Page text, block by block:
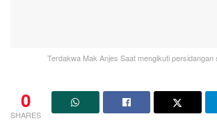
Terdakwa Mak Anjes Saat mengikuti
0
SHARES